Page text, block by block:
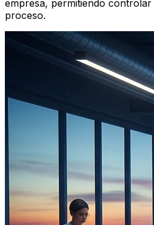
empresa, permitiendo
proceso.